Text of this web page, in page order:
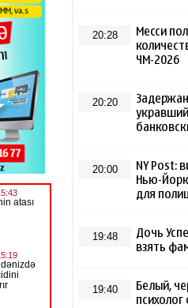
20:28
Месси
ЧМ-2026
20:20
20:00
NY Post:
Нью-
для
19:48
Дочь
взять
19:40
Белый,
психолог